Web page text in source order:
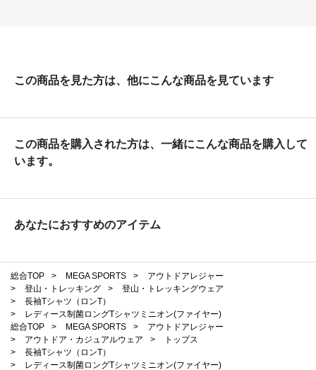
この商品を見た方は、他にこんな商品を見ています
この商品を購入された方は、一緒にこんな商品を購入して
います。
あなたにおすすめのアイテム
総合TOP > MEGA SPORTS >
アウトドアレジャー
>
登山・トレッキング >
登山・トレッキングウェア
>
長袖Tシャツ（ロンT）
>
レディース制菌ロングTシャツミニオン(ファイヤー)
総合TOP
> MEGA SPORTS >
アウトドアレジャー
>
アウトドア・カジュアルウェア >
トップス
>
長袖Tシャツ（ロンT）
>
レディース制菌ロングTシャツミニオン(ファイヤー)